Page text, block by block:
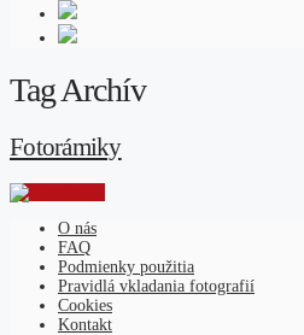
Tag Archív
Fotorámiky
O nás
FAQ
Podmienky použitia
Pravidlá vkladania fotografií
Cookies
Kontakt